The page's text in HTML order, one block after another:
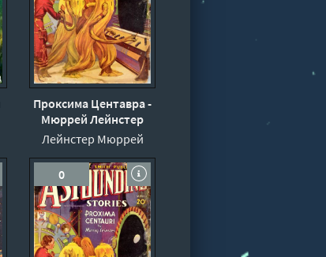
Проксима Центавра -
Мюррей Лейнстер
Лейнстер Мюррей
0